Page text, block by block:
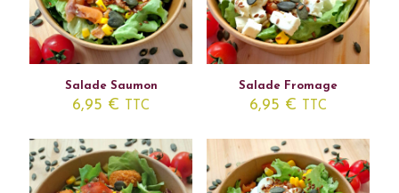
Salade Saumon
6,95 € TTC
Salade Fromage
6,95 € TTC